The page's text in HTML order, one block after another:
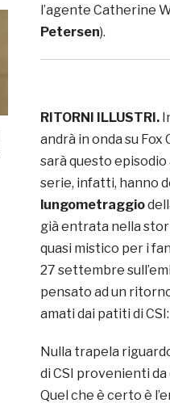
l’agente Catherine
Petersen).
RITORNI ILLUSTRI.
andrà in onda su
sarà questo
serie, infatti, hanno
lungometraggio
già entrata nella
quasi mistico per i
27 settembre
pensato ad un
amati dai patiti di CSI:
Nulla trapela
di CSI provenienti
Quel che è certo è